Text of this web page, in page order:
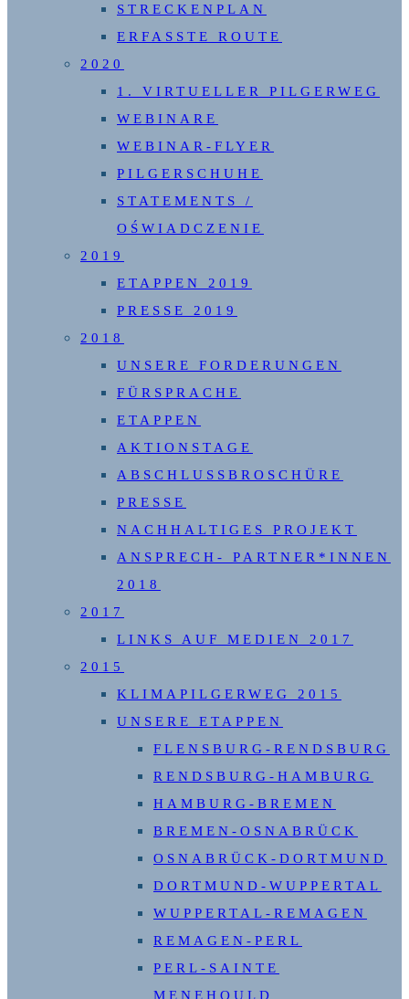
STRECKENPLAN
ERFASSTE ROUTE
2020
1. VIRTUELLER PILGERWEG
WEBINARE
WEBINAR-FLYER
PILGERSCHUHE
STATEMENTS /
OŚWIADCZENIE
2019
ETAPPEN 2019
PRESSE 2019
2018
UNSERE FORDERUNGEN
FÜRSPRACHE
ETAPPEN
AKTIONSTAGE
ABSCHLUSSBROSCHÜRE
PRESSE
NACHHALTIGES PROJEKT
ANSPRECH- PARTNER*INNEN
2018
2017
LINKS AUF MEDIEN 2017
2015
KLIMAPILGERWEG 2015
UNSERE ETAPPEN
FLENSBURG-RENDSBURG
RENDSBURG-HAMBURG
HAMBURG-BREMEN
BREMEN-OSNABRÜCK
OSNABRÜCK-DORTMUND
DORTMUND-WUPPERTAL
WUPPERTAL-REMAGEN
REMAGEN-PERL
PERL-SAINTE
MENEHOULD